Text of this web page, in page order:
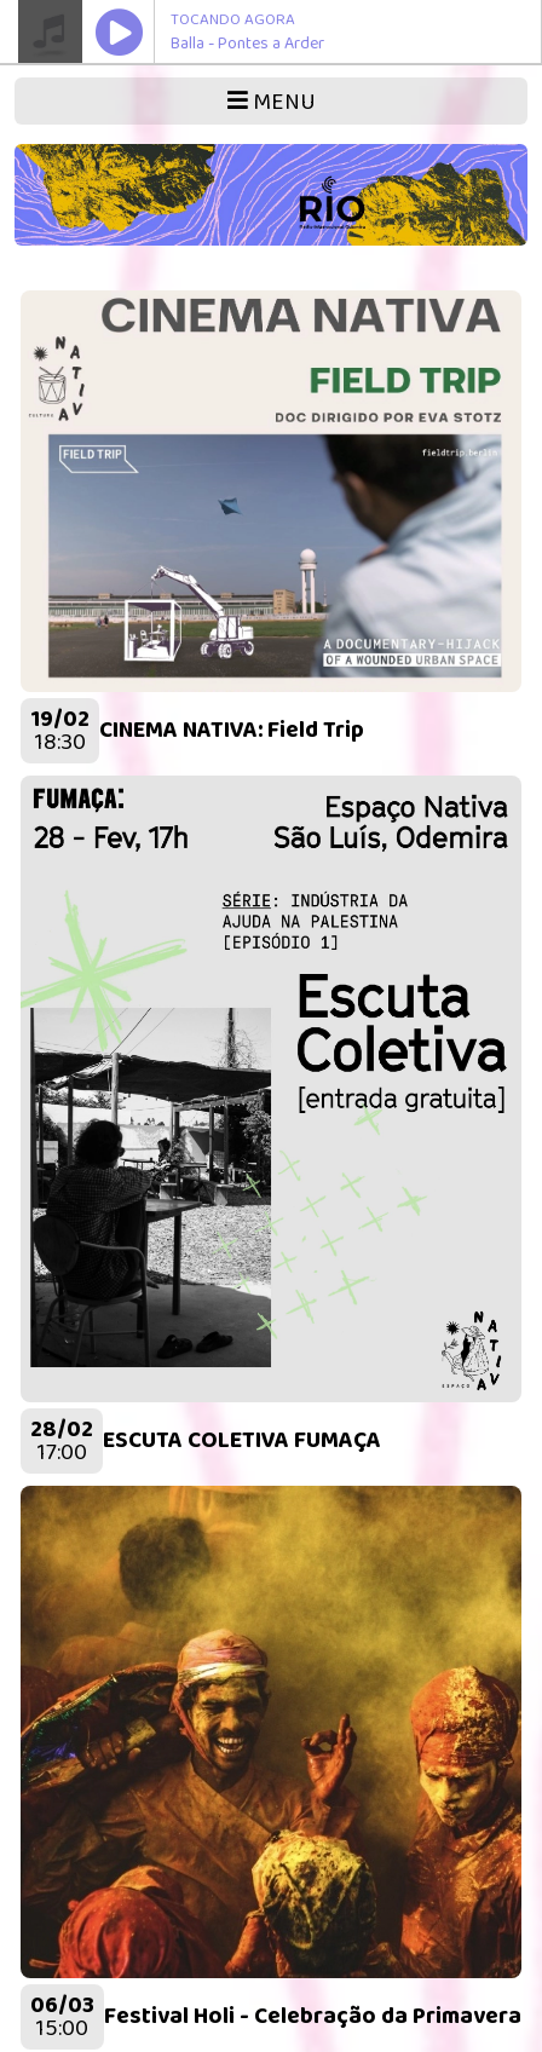
TOCANDO AGORA
Balla - Pontes a Arder
MENU
19/02
18:30 CINEMA NATIVA: Field Trip
28/02
17:00 ESCUTA COLETIVA FUMAÇA
06/03
15:00 Festival Holi - Celebração da Primavera